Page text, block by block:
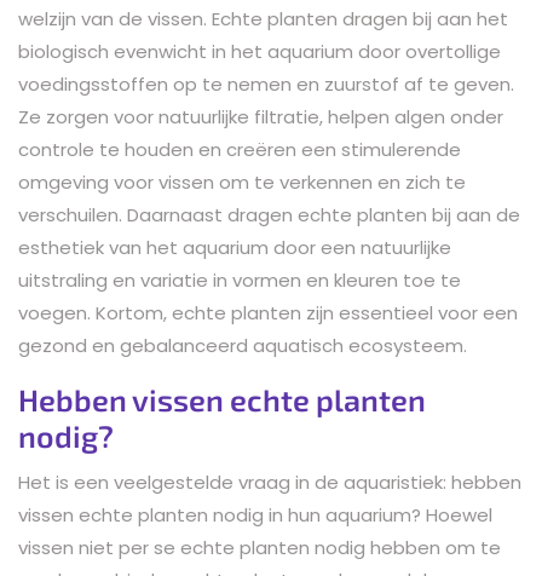
welzijn van de vissen. Echte planten dragen bij aan het
biologisch evenwicht in het aquarium door overtollige
voedingsstoffen op te nemen en zuurstof af te geven.
Ze zorgen voor natuurlijke filtratie, helpen algen onder
controle te houden en creëren een stimulerende
omgeving voor vissen om te verkennen en zich te
verschuilen. Daarnaast dragen echte planten bij aan de
esthetiek van het aquarium door een natuurlijke
uitstraling en variatie in vormen en kleuren toe te
voegen. Kortom, echte planten zijn essentieel voor een
gezond en gebalanceerd aquatisch ecosysteem.
Hebben vissen echte planten
nodig?
Het is een veelgestelde vraag in de aquaristiek: hebben
vissen echte planten nodig in hun aquarium? Hoewel
vissen niet per se echte planten nodig hebben om te